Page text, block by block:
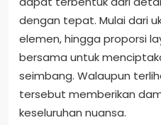
dengan tepat. Mulai dari
elemen, hingga proporsi
bersama untuk
seimbang. Walaupun
tersebut memberikan
keseluruhan nuansa.